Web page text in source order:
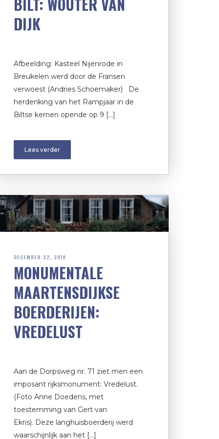
DIJK
Afbeelding: Kasteel Nijenrode in
Breukelen werd door de Fransen
verwoest (Andries Schoemaker) De
herdenking van het Rampjaar in de
Biltse kernen opende op 9 […]
Lees verder
DECEMBER 22, 2018
MONUMENTALE
MAARTENSDIJKSE
BOERDERIJEN:
VREDELUST
Aan de Dorpsweg nr. 71 ziet men een
imposant rijksmonument: Vredelust.
(Foto Anne Doedens, met
toestemming van Gert van
Ekris). Deze langhuisboerderij werd
waarschijnlijk aan het […]